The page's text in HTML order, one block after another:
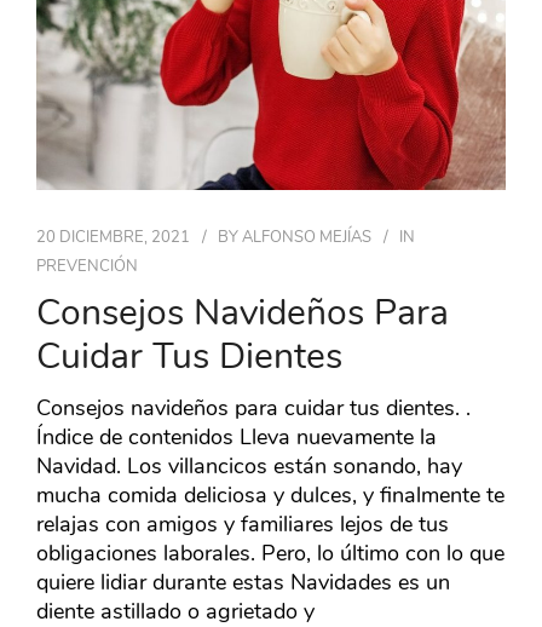
20 DICIEMBRE, 2021 BYALFONSO MEJÍAS
IN
PREVENCIÓN
Consejos Navideños Para
Cuidar Tus Dientes
Consejos navideños para cuidar tus dientes. .
Índice de contenidos Lleva nuevamente la
Navidad. Los villancicos están sonando, hay
mucha comida deliciosa y dulces, y finalmente te
relajas con amigos y familiares lejos de tus
obligaciones laborales. Pero, lo último con lo que
quiere lidiar durante estas Navidades es un
diente astillado o agrietado y